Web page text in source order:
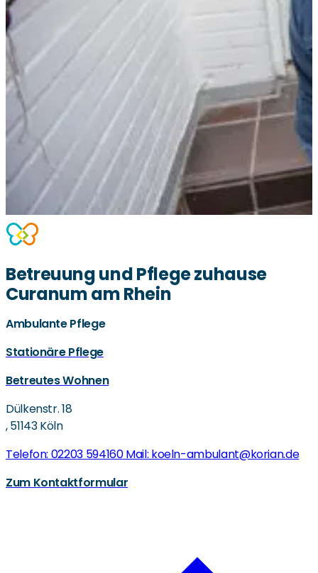
Betreuung und Pflege zuhause
Curanum am Rhein
Ambulante Pflege
Stationäre Pflege
Betreutes Wohnen
Dülkenstr. 18
,51143 Köln
Telefon: 02203 594160Mail: koeln-ambulant@korian.de
Zum Kontaktformular